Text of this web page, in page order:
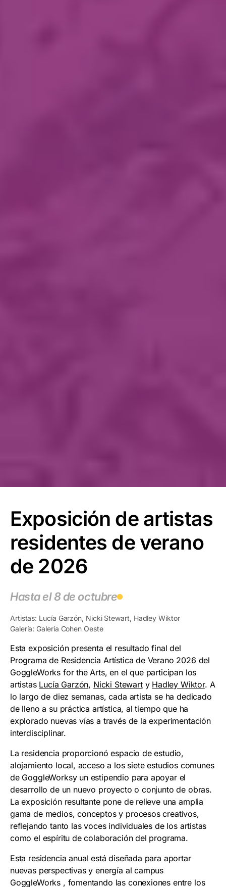
Exposición de artistas
residentes de verano
de 2026
Hasta el 8 de octubre
Artistas: Lucía Garzón, Nicki Stewart, Hadley Wiktor
Galería: Galería Cohen Oeste
Esta exposición presenta el resultado final del
Programa de Residencia Artística de Verano 2026 del
GoggleWorks for the Arts, en el que participan los
artistas Lucía Garzón, Nicki Stewarty Hadley Wiktor. A
lo largo de diez semanas, cada artista se ha dedicado
de lleno a su práctica artística, al tiempo que ha
explorado nuevas vías a través de la experimentación
interdisciplinar.
La residencia proporcionó espacio de estudio,
alojamiento local, acceso a los siete estudios comunes
de GoggleWorksy un estipendio para apoyar el
desarrollo de un nuevo proyecto o conjunto de obras.
La exposición resultante pone de relieve una amplia
gama de medios, conceptos y procesos creativos,
reflejando tanto las voces individuales de los artistas
como el espíritu de colaboración del programa.
Esta residencia anual está diseñada para aportar
nuevas perspectivas y energía al campus
GoggleWorks , fomentando las conexiones entre los